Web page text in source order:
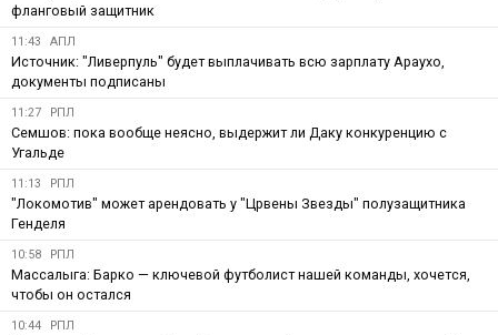
фланговый защитник
11:43 АПЛ
Источник: "Ливерпуль" будет выплачивать всю зарплату Араухо,
документы подписаны
11:27 РПЛ
Семшов: пока вообще неясно, выдержит ли Даку конкуренцию с
Угальде
11:13 РПЛ
"Локомотив" может арендовать у "Црвены Звезды" полузащитника
Генделя
10:58 РПЛ
Массалыга: Барко — ключевой футболист нашей команды, хочется,
чтобы он остался
10:44 РПЛ